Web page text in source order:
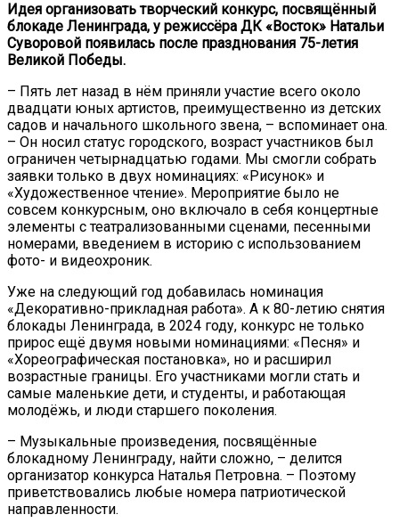
Идея организовать творческий конкурс, посвящённый
блокаде Ленинграда, у режиссёра ДК «Восток» Натальи
Суворовой появилась после празднования 75-летия
Великой Победы.
– Пять лет назад в нём приняли участие всего около
двадцати юных артистов, преимущественно из детских
садов и начального школьного звена, – вспоминает она.
– Он носил статус городского, возраст участников был
ограничен четырнадцатью годами. Мы смогли собрать
заявки только в двух номинациях: «Рисунок» и
«Художественное чтение». Мероприятие было не
совсем конкурсным, оно включало в себя концертные
элементы с театрализованными сценами, песенными
номерами, введением в историю с использованием
фото- и видеохроник.
Уже на следующий год добавилась номинация
«Декоративно-прикладная работа». А к 80-летию снятия
блокады Ленинграда, в 2024 году, конкурс не только
прирос ещё двумя новыми номинациями: «Песня» и
«Хореографическая постановка», но и расширил
возрастные границы. Его участниками могли стать и
самые маленькие дети, и студенты, и работающая
молодёжь, и люди старшего поколения.
– Музыкальные произведения, посвящённые
блокадному Ленинграду, найти сложно, – делится
организатор конкурса Наталья Петровна. – Поэтому
приветствовались любые номера патриотической
направленности.